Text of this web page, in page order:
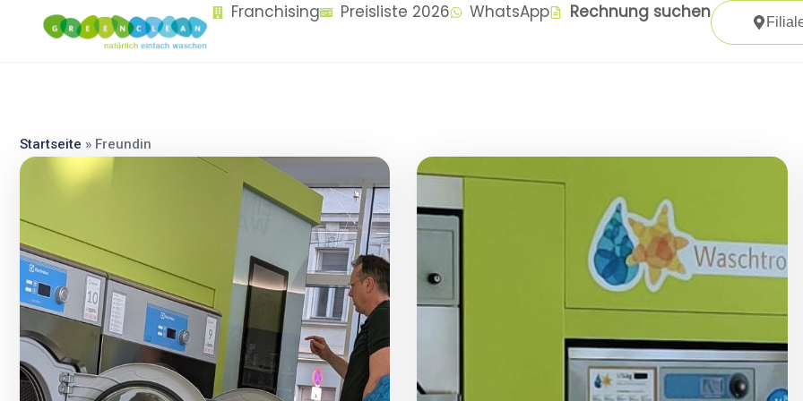
content Franchising Preisliste 2026 WhatsApp Rechnung suchen
Startseite » Freundin